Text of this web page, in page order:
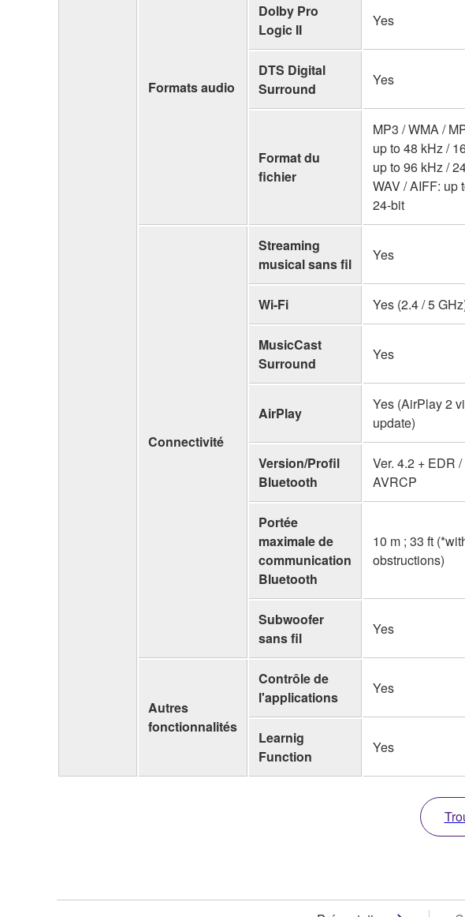
Formats audio
Dolby Pro
Logic II
Yes
DTS Digital
Surround
Yes
Format du
fichier
MP3 / WMA /
up to 48 kHz /
up to 96 kHz /
WAV / AIFF: up
24-bit
Connectivité
Streaming
musical sans fil
Yes
Wi-Fi Yes (2.4 / 5
MusicCast
Surround
Yes
AirPlay
Yes (AirPlay 2
update)
Version/Profil
Bluetooth
Ver. 4.2 + EDR
AVRCP
Portée
maximale de
communication
Bluetooth
10 m ; 33 ft
obstructions)
Subwoofer
sans fil
Yes
Autres
fonctionnalités
Contrôle de
l'applications
Yes
Learnig
Function
Yes